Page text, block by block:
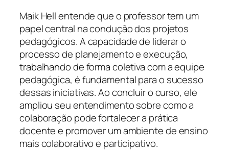
Maik Hell entende que o professor tem um
papel central na condução dos projetos
pedagógicos. A capacidade de liderar o
processo de planejamento e execução,
trabalhando de forma coletiva com a equipe
pedagógica, é fundamental para o sucesso
dessas iniciativas. Ao concluir o curso, ele
ampliou seu entendimento sobre como a
colaboração pode fortalecer a prática
docente e promover um ambiente de ensino
mais colaborativo e participativo.